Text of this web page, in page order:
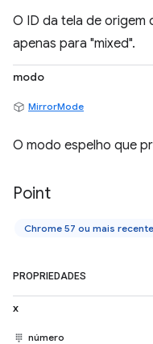
O ID da tela de origem
apenas para "mixed".
modo
MirrorMode
O modo espelho que
Point
Chrome 57 ou mais recente
PROPRIEDADES
x
número